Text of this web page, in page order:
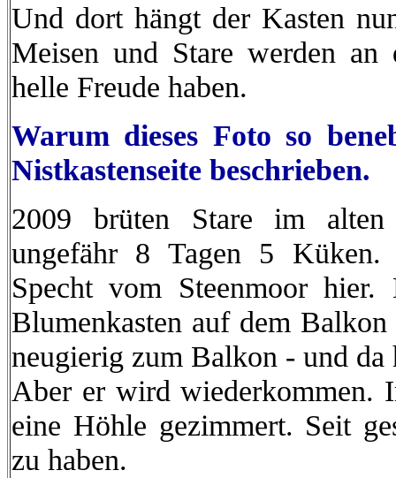
Und dort hängt der Kasten
Meisen und Stare werden
helle Freude haben.
Warum dieses Foto so
Nistkastenseite beschrieben.
2009 brüten Stare im
ungefähr 8 Tagen 5
Specht vom Steenmoor
Blumenkasten auf dem
neugierig zum Balkon - und da
Aber er wird wiederkommen.
eine Höhle gezimmert. Seit
zu haben.